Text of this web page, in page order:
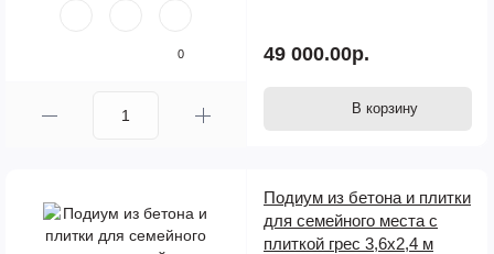
0 49 000.00р.
В корзину
Подиум из бетона и плитки
для семейного места с
плиткой грес 3,6х2,4 м